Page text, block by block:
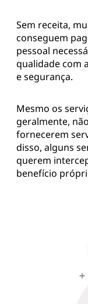
Sem receita,
conseguem
pessoal
qualidade com
e segurança.
Mesmo os
geralmente,
fornecerem
disso, alguns
querem
benefício